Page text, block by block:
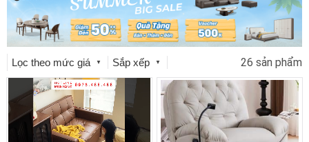
LIÊN HỆ
Lọc theo mức giá ▼ Sắp xếp ▼ 26 sản phẩm